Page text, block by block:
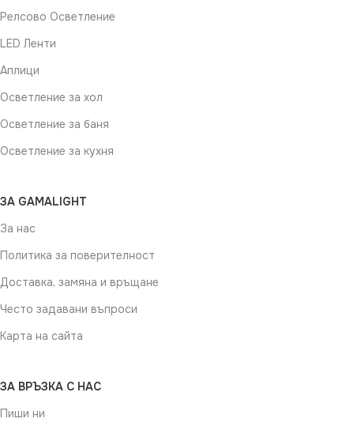
Релсово Осветление
LED Ленти
Аплици
Осветление за хол
Осветление за баня
Осветление за кухня
ЗА GAMALIGHT
За нас
Политика за поверителност
Доставка, замяна и връщане
Често задавани въпроси
Карта на сайта
ЗА ВРЪЗКА С НАС
Пиши ни